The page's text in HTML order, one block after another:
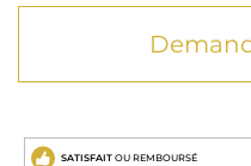
SATISFAIT OU REMBOURSÉ